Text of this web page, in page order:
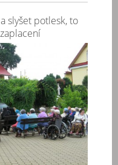
slyšet potlesk, to